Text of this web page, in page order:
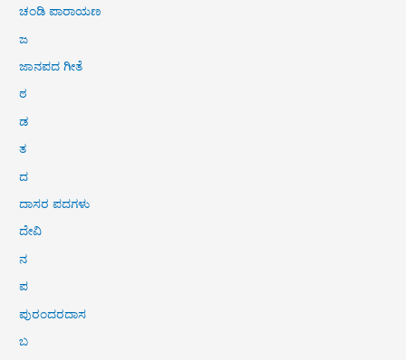
ಚಂಡಿ ಪಾರಾಯಣ
ಜ
ಜಾನಪದ ಗೀತೆ
ಠ
ಡ
ತ
ದ
ದಾಸರ ಪದಗಳು
ದೇವಿ
ನ
ಪ
ಪುರಂದರದಾಸ
ಬ